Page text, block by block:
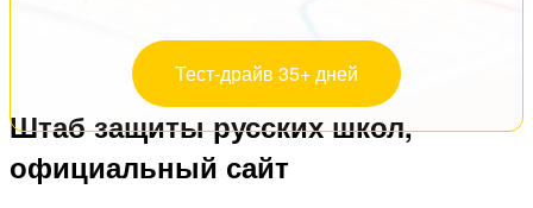
Тест-драйв 35+ дней
Штаб защиты русских школ,
официальный сайт